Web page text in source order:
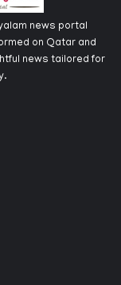
news portal
on Qatar and
news tailored for